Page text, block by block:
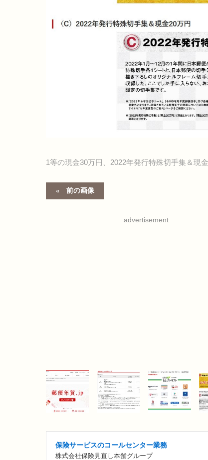
1等の現金30万円、2022年発行特殊切手集＆現
前の画像
advertisement
保険サービスのコールセンター業務
株式会社保険見直し本舗グループ